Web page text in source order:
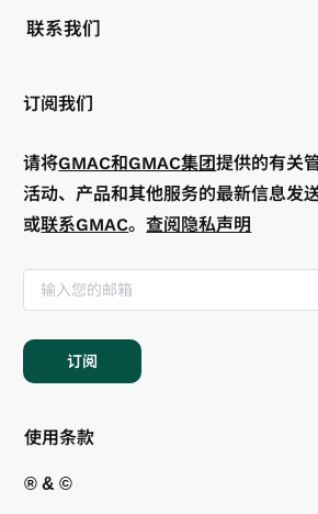
联系我们
订阅我们
请将GMAC和GMAC集团提供的有关
活动、产品和其他服务的最新信息发
或联系GMAC。查阅隐私声明
订阅
使用条款
® & ©